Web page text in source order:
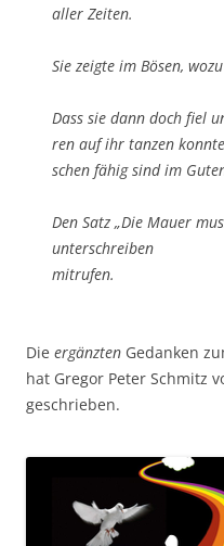
aller Zeiten.
Sie zeig­te im Bösen,
Dass sie dann doch fiel
ren auf ihr tan­zen
schen fähig sind im
Den Satz „Die Mau­er
unter­schrei­ben
mit­ru­fen.
Die ergänz­ten Gedan­ken
hat Gre­gor Peter Schmitz
geschrieben.